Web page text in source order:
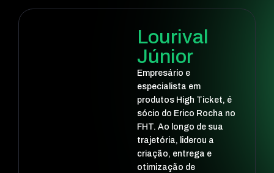
Lourival
Júnior
Empresário e
especialista em
produtos High Ticket, é
sócio do Erico Rocha no
FHT. Ao longo de sua
trajetória, liderou a
criação, entrega e
otimização de